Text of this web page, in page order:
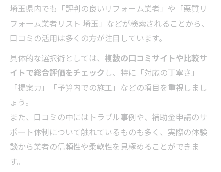
埼玉県内でも「評判の良いリフォーム業者」や「悪質リ
フォーム業者リスト 埼玉」などが検索されることから、
口コミの活用は多くの方が注目しています。
具体的な選択術としては、 複数の口コミサイトや比較サ
イトで総合評価をチェック し、特に「対応の丁寧さ」
「提案力」「予算内での施工」などの項目を重視しまし
ょう。
また、口コミの中にはトラブル事例や、補助金申請のサ
ポート体制について触れているものも多く、実際の体験
談から業者の信頼性や柔軟性を見極めることができま
す。